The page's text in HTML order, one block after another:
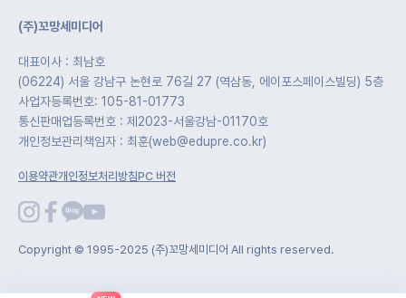
(주)꼬망세미디어
대표이사 : 최남호
(06224) 서울 강남구 논현로 76길 27 (역삼동, 에이포스페이스빌딩) 5층
사업자등록번호: 105-81-01773
통신판매업등록번호 : 제2023-서울강남-01170호
개인정보관리책임자 : 최훈(web@edupre.co.kr)
이용약관개인정보처리방침PC 버전
Copyright © 1995-2025 (주)꼬망세미디어 All rights reserved.